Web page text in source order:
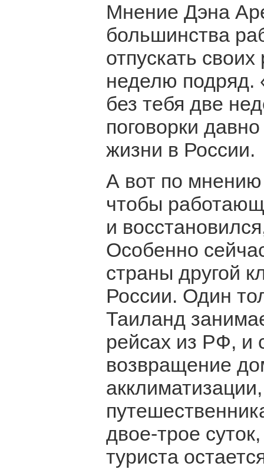
Мнение Дэна
большинства
отпускать
неделю подряд.
без тебя две
поговорки
жизни в России.
А вот по мнению
чтобы
и
Особенно
страны другой
России. Один
Таиланд
рейсах из РФ, и
возвращение
двое-трое
туриста